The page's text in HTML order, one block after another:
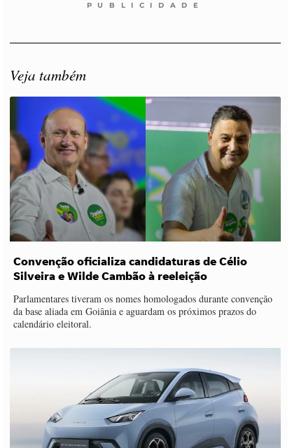
PUBLICIDADE
Veja também
Convenção oficializa candidaturas de Célio
Silveira e Wilde Cambão à reeleição
Parlamentares tiveram os nomes homologados durante convenção
da base aliada em Goiânia e aguardam os próximos prazos do
calendário eleitoral.